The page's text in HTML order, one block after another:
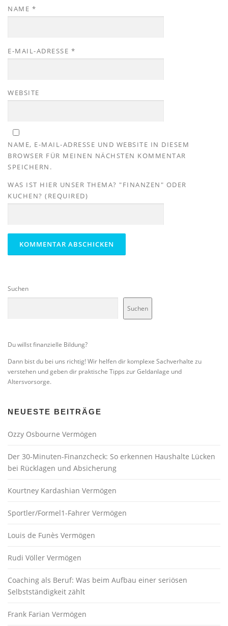
NAME *
E-MAIL-ADRESSE *
WEBSITE
NAME, E-MAIL-ADRESSE UND WEBSITE IN DIESEM
BROWSER FÜR MEINEN NÄCHSTEN KOMMENTAR
SPEICHERN.
WAS IST HIER UNSER THEMA? "FINANZEN" ODER
KUCHEN? (REQUIRED)
Suchen
Suchen
Du willst finanzielle Bildung?
Dann bist du bei uns richtig! Wir helfen dir komplexe Sachverhalte zu
verstehen und geben dir praktische Tipps zur Geldanlage und
Altersvorsorge.
NEUESTE BEITRÄGE
Ozzy Osbourne Vermögen
Der 30-Minuten-Finanzcheck: So erkennen Haushalte Lücken
bei Rücklagen und Absicherung
Kourtney Kardashian Vermögen
Sportler/Formel1-Fahrer Vermögen
Louis de Funès Vermögen
Rudi Völler Vermögen
Coaching als Beruf: Was beim Aufbau einer seriösen
Selbstständigkeit zählt
Frank Farian Vermögen